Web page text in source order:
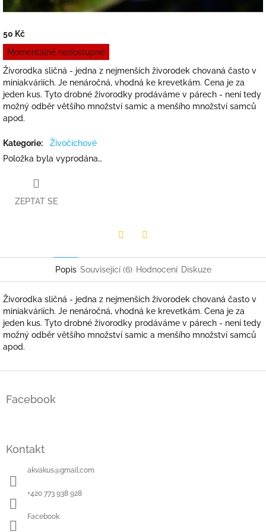
50 Kč
Měrná
cena:
Momentálně nedostupné
Živorodka sličná - jedna z nejmenších živorodek chovaná často v
miniakváriích. Je nenáročná, vhodná ke krevetkám. Cena je za
jeden kus. Tyto drobné živorodky prodáváme v párech - není tedy
možný odběr většího množství samic a menšího množství samců
apod.
Kategorie:
Živočichové
Položka byla vyprodána…
ZEPTAT SE
Popis Související (6) Hodnocení Diskuze
Živorodka sličná - jedna z nejmenších živorodek chovaná často v
miniakváriích. Je nenáročná, vhodná ke krevetkám. Cena je za
jeden kus. Tyto drobné živorodky prodáváme v párech - není tedy
možný odběr většího množství samic a menšího množství samců
apod.
Facebook
Kontakt
akvakus@gmail.com
+420 773 938 928
Facebook